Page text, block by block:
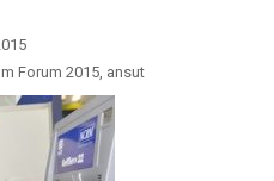
Forum 2015, ansut